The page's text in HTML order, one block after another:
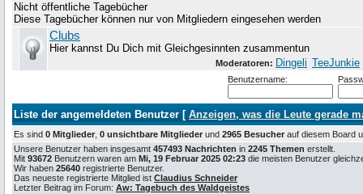
Nicht öffentliche Tagebücher
Diese Tagebücher können nur von Mitgliedern eingesehen werden
Clubs
Hier kannst Du Dich mit Gleichgesinnten zusammentun
Moderatoren: Dingeli TeeJunkie
Benutzername:
Liste der angemeldeten Benutzer [ Anzeigen, was die Leute gerade
Es sind 0 Mitglieder 0 unsichtbare Mitglieder und 2965 Besucher auf diesem
Unsere Benutzer haben insgesamt 457493 Nachrichten in 2245 Themen erstellt.
Mit 93672 Benutzern waren am Mi, 19 Februar 2025 02:23 die meisten Benutzer
Wir haben 25640 registrierte Benutzer.
Das neueste registrierte Mitglied ist Claudius Schneider
Letzter Beitrag im Forum: Aw: Tagebuch des Waldgeistes